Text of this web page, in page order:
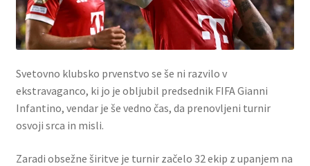
Svetovno klubsko prvenstvo se še ni razvilo v
ekstravaganco, ki jo je obljubil predsednik FIFA Gianni
Infantino, vendar je še vedno čas, da prenovljeni turnir
osvoji srca in misli.
Zaradi obsežne širitve je turnir začelo 32 ekip z upanjem na